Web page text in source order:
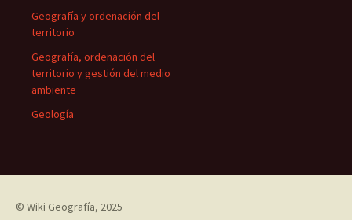
Geografía y ordenación del
territorio
Geografía, ordenación del
territorio y gestión del medio
ambiente
Geología
© Wiki Geografía, 2025